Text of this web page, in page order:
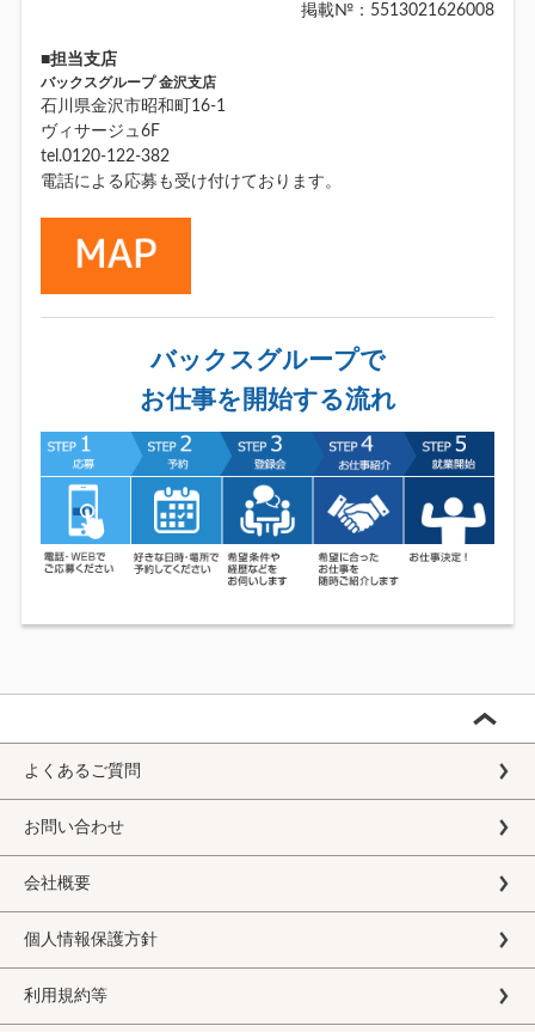
掲載№：5513021626008
■担当支店
バックスグループ 金沢支店
石川県金沢市昭和町16-1
ヴィサージュ6F
tel.0120-122-382
電話による応募も受け付けております。
バックスグループで
お仕事を開始する流れ
よくあるご質問
お問い合わせ
会社概要
個人情報保護方針
利用規約等